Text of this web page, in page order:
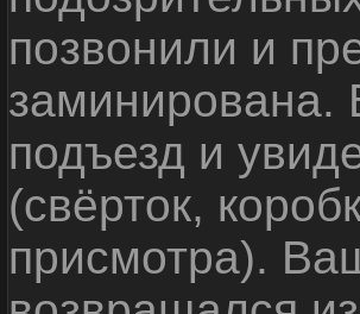
позвонили и
подъезд и
(свёрток,
присмотра).